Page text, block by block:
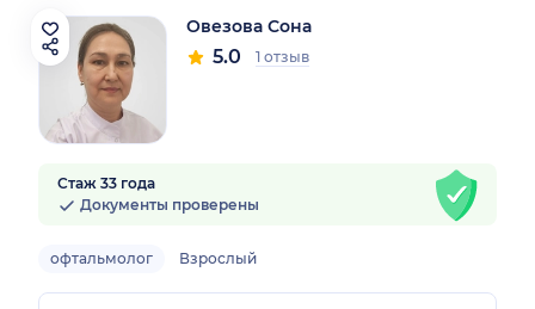
Овезова Сона
5.0 1 отзыв
Стаж 33 года
Документы проверены
офтальмолог Взрослый